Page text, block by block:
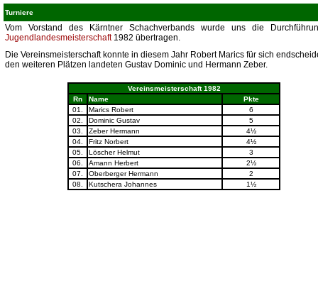
Turniere
Vom Vorstand des Kärntner Schachverbands wurde uns die
Jugendlandesmeisterschaft1982 übertragen.
Die Vereinsmeisterschaft konnte in diesem Jahr Robert Marics für sich
den weiteren Plätzen landeten Gustav Dominic und Hermann Zeber.
Vereinsmeisterschaft 1982
Rn
Name
Pkte
01.
Marics Robert
6
02.
Dominic Gustav
5
03.
Zeber Hermann
4½
04.
Fritz Norbert
4½
05.
Löscher Helmut
3
06.
Amann Herbert
2½
07.
Oberberger Hermann
2
08.
Kutschera Johannes 1½